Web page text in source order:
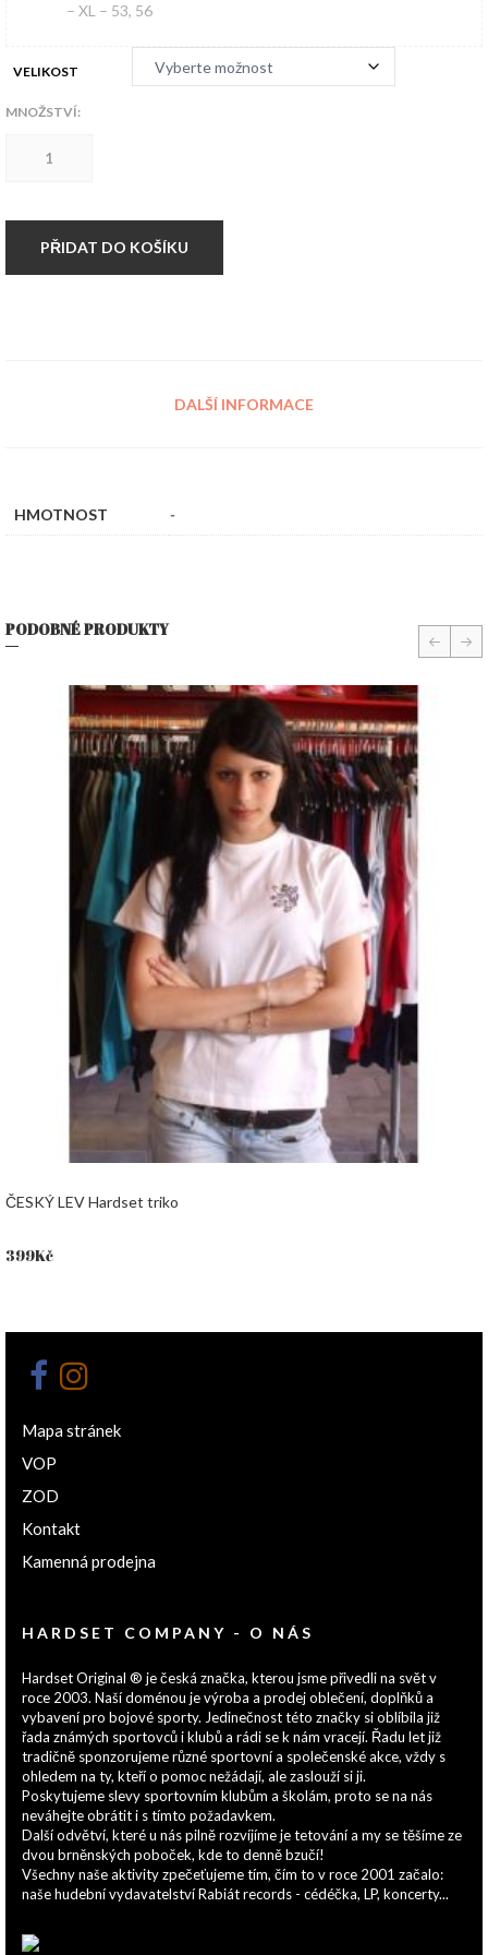
– XL – 53, 56
VELIKOST
MNOŽSTVÍ:
dámské
´s
PŘIDAT DO KOŠÍKU
DALŠÍ INFORMACE
HMOTNOST -
PODOBNÉ PRODUKTY
ČESKÝ LEV Hardset triko
399Kč
prev
Mapa stránek
VOP
ZOD
Kontakt
Kamenná prodejna
HARDSET COMPANY - O NÁS
Hardset Original ® je česká značka, kterou jsme přivedli na svět v
roce 2003. Naší doménou je výroba a prodej oblečení, doplňků a
vybavení pro bojové sporty. Jedinečnost této značky si oblíbila již
řada známých sportovců i klubů a rádi se k nám vracejí. Řadu let již
tradičně sponzorujeme různé sportovní a společenské akce, vždy s
ohledem na ty, kteří o pomoc nežádají, ale zaslouží si ji.
Poskytujeme slevy sportovním klubům a školám, proto se na nás
neváhejte obrátit i s tímto požadavkem.
Další odvětví, které u nás pilně rozvíjíme je tetování a my se těšíme ze
dvou brněnských poboček, kde to denně bzučí!
Všechny naše aktivity zpečeťujeme tím, čím to v roce 2001 začalo:
naše hudební vydavatelství Rabiát records - cédéčka, LP, koncerty...